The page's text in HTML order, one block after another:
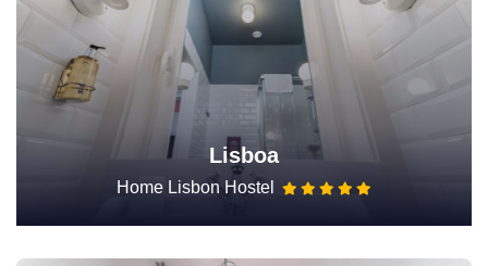
Lisboa
Home Lisbon Hostel